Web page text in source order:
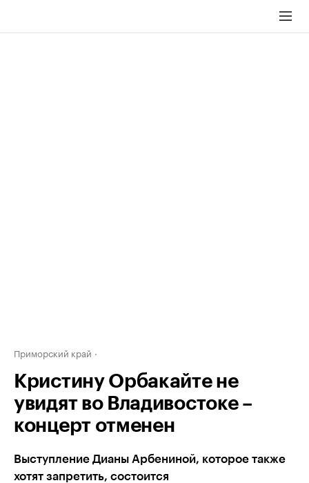
Приморский край
Кристину Орбакайте не
увидят во Владивостоке –
концерт отменен
Выступление Дианы Арбениной, которое также
хотят запретить, состоится